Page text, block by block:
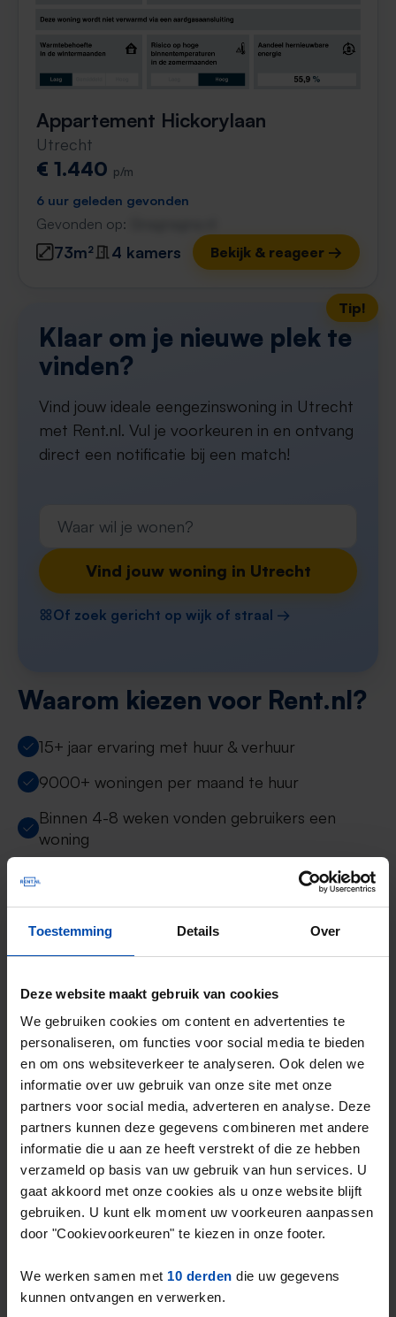
Toestemming Details Over
Deze website maakt gebruik van cookies
We gebruiken cookies om content en advertenties te
personaliseren, om functies voor social media te bieden
en om ons websiteverkeer te analyseren. Ook delen we
informatie over uw gebruik van onze site met onze
partners voor social media, adverteren en analyse. Deze
partners kunnen deze gegevens combineren met andere
informatie die u aan ze heeft verstrekt of die ze hebben
verzameld op basis van uw gebruik van hun services. U
gaat akkoord met onze cookies als u onze website blijft
gebruiken. U kunt elk moment uw voorkeuren aanpassen
door "Cookievoorkeuren" te kiezen in onze footer.
We werken samen met 10 derden die uw gegevens
kunnen ontvangen en verwerken.
Appartement Hickorylaan
Utrecht
€ 1.440 p/m
6 uur geleden gevonden
Gevonden op:
73m² 4 kamers Bekijk & reageer →
Tip!
Klaar om je nieuwe plek te
vinden?
Vind jouw ideale eengezinswoning in Utrecht
met Rent.nl. Vul je voorkeuren in en ontvang
direct een notificatie bij een match!
Vind jouw woning in Utrecht
Of zoek gericht op wijk of straal →
Waarom kiezen voor Rent.nl?
15+ jaar ervaring met huur & verhuur
9000+ woningen per maand te huur
Binnen 4-8 weken vonden gebruikers een
woning
100% tevredenheidsgarantie. Niet tevreden?
Geld terug!
Nieuw
De Kwinkelier 44 K
Bilthoven
€ 1.565p/m
6 uur geleden gevonden
72m² 2 kamers Bekijk & reageer →